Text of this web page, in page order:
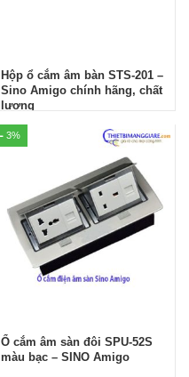
Hộp ổ cắm âm bàn STS-201 –
Sino Amigo chính hãng, chất
lượng
3%
Ổ cắm âm sàn đôi SPU-52S
màu bạc – SINO Amigo